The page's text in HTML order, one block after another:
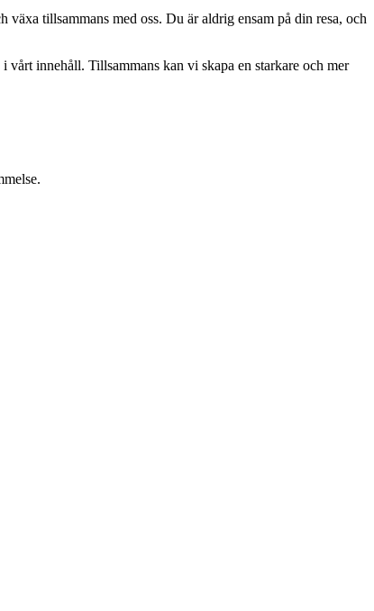
tillsammans med oss. Du är aldrig ensam på din resa, och
innehåll. Tillsammans kan vi skapa en starkare och mer